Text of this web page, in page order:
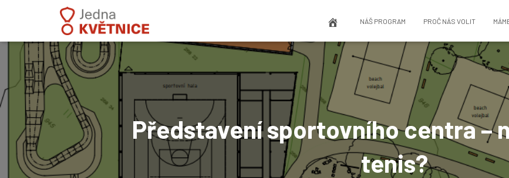
NÁŠ PROGRAM PROČ NÁS VOLIT
Představení sportovního centra –
tenis?